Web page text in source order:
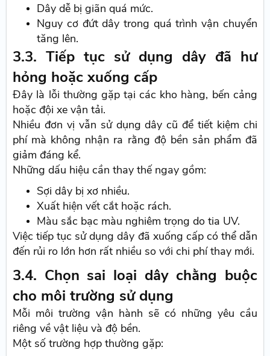
Dây dễ bị giãn quá mức.
Nguy cơ đứt dây trong quá trình vận chuyển
tăng lên.
3.3. Tiếp tục sử dụng dây đã hư
hỏng hoặc xuống cấp
Đây là lỗi thường gặp tại các kho hàng, bến cảng
hoặc đội xe vận tải.
Nhiều đơn vị vẫn sử dụng dây cũ để tiết kiệm chi
phí mà không nhận ra rằng độ bền sản phẩm đã
giảm đáng kể.
Những dấu hiệu cần thay thế ngay gồm:
Sợi dây bị xơ nhiều.
Xuất hiện vết cắt hoặc rách.
Màu sắc bạc màu nghiêm trọng do tia UV.
Việc tiếp tục sử dụng dây đã xuống cấp có thể dẫn
đến rủi ro lớn hơn rất nhiều so với chi phí thay mới.
3.4. Chọn sai loại dây chằng buộc
cho môi trường sử dụng
Mỗi môi trường vận hành sẽ có những yêu cầu
riêng về vật liệu và độ bền.
Một số trường hợp thường gặp: